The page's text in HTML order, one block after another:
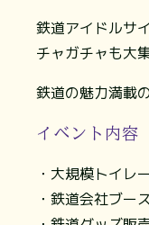
鉄道アイドルサ
チャガチャも大
鉄道の魅力満載
イベント内容
・大規模トイレ
・鉄道会社ブース